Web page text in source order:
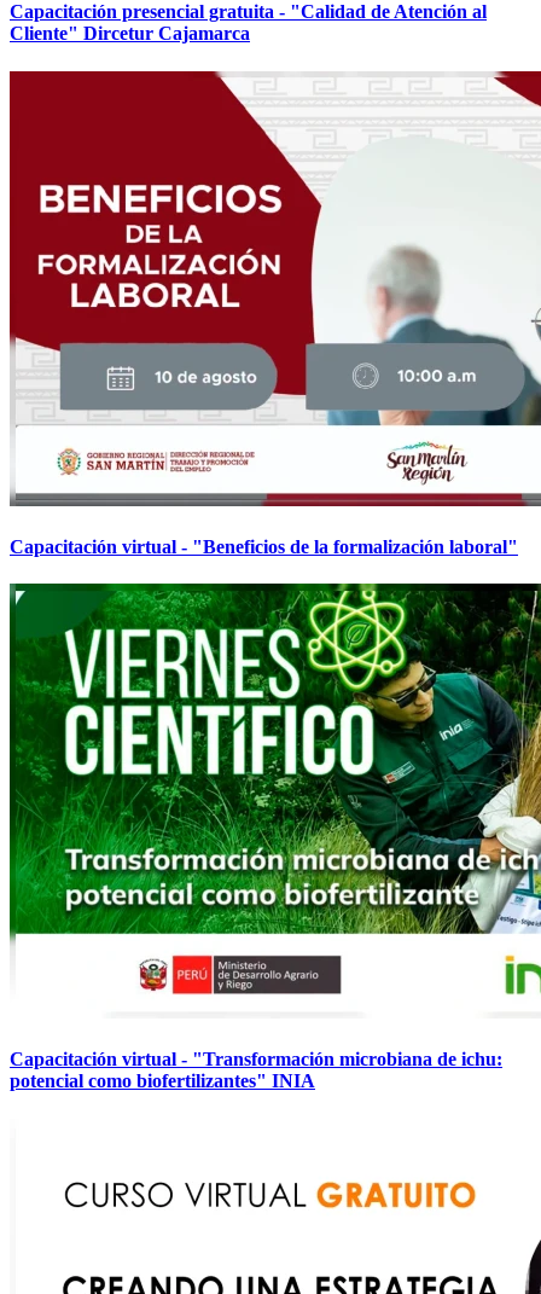
Capacitación presencial gratuita - "Calidad de Atención al
Cliente" Dircetur Cajamarca
Capacitación virtual - "Beneficios de la formalización laboral"
Capacitación virtual - "Transformación microbiana de ichu:
potencial como biofertilizantes" INIA